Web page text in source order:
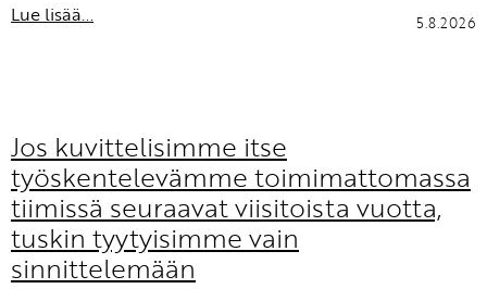
Lue lisää... 5.8.2026
Jos kuvittelisimme itse
työskentelevämme toimimattomassa
tiimissä seuraavat viisitoista vuotta,
tuskin tyytyisimme vain
sinnittelemään